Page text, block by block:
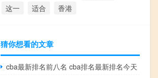
这一 适合 香港
猜你想看的文章
cba最新排名前八名 cba排名最新排名今天